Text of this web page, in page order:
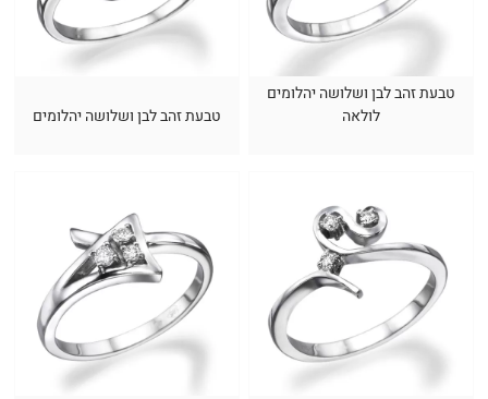
טבעת זהב לבן ושלושה יהלומים
לולאה
טבעת זהב לבן ושלושה יהלומים